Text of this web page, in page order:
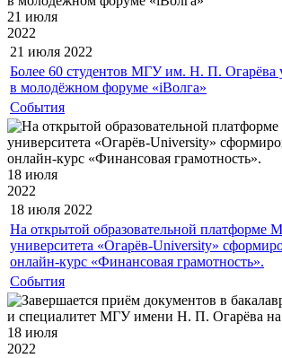
21 июля
2022
21 июля 2022
Более 60 студентов МГУ им. Н. П. Огарёва
в молодёжном форуме «iВолга»
События
18 июля
2022
18 июля 2022
На открытой образовательной платформе
университета «Огарёв-University»
онлайн-курс «Финансовая грамотность».
События
18 июля
2022